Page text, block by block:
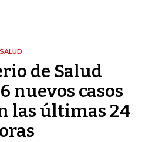
SALUD
de Salud
nuevos casos
las últimas 24